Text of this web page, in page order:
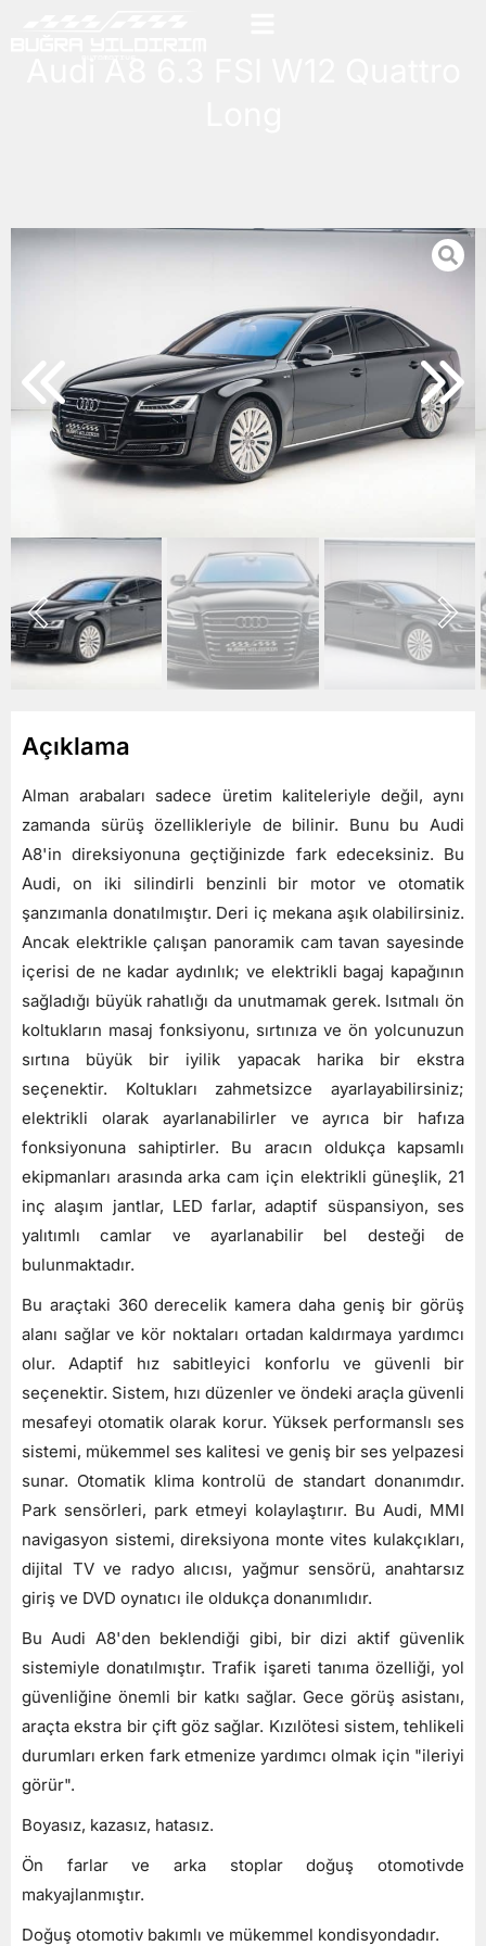
Açıklama
Alman arabaları sadece üretim kaliteleriyle değil, aynı
zamanda sürüş özellikleriyle de bilinir. Bunu bu Audi
A8'in direksiyonuna geçtiğinizde fark edeceksiniz. Bu
Audi, on iki silindirli benzinli bir motor ve otomatik
şanzımanla donatılmıştır. Deri iç mekana aşık olabilirsiniz.
Ancak elektrikle çalışan panoramik cam tavan sayesinde
içerisi de ne kadar aydınlık; ve elektrikli bagaj kapağının
sağladığı büyük rahatlığı da unutmamak gerek. Isıtmalı ön
koltukların masaj fonksiyonu, sırtınıza ve ön yolcunuzun
sırtına büyük bir iyilik yapacak harika bir ekstra
seçenektir. Koltukları zahmetsizce ayarlayabilirsiniz;
elektrikli olarak ayarlanabilirler ve ayrıca bir hafıza
fonksiyonuna sahiptirler. Bu aracın oldukça kapsamlı
ekipmanları arasında arka cam için elektrikli güneşlik, 21
inç alaşım jantlar, LED farlar, adaptif süspansiyon, ses
yalıtımlı camlar ve ayarlanabilir bel desteği de
bulunmaktadır.
Bu araçtaki 360 derecelik kamera daha geniş bir görüş
alanı sağlar ve kör noktaları ortadan kaldırmaya yardımcı
olur. Adaptif hız sabitleyici konforlu ve güvenli bir
seçenektir. Sistem, hızı düzenler ve öndeki araçla güvenli
mesafeyi otomatik olarak korur. Yüksek performanslı ses
sistemi, mükemmel ses kalitesi ve geniş bir ses yelpazesi
sunar. Otomatik klima kontrolü de standart donanımdır.
Park sensörleri, park etmeyi kolaylaştırır. Bu Audi, MMI
navigasyon sistemi, direksiyona monte vites kulakçıkları,
dijital TV ve radyo alıcısı, yağmur sensörü, anahtarsız
giriş ve DVD oynatıcı ile oldukça donanımlıdır.
Bu Audi A8'den beklendiği gibi, bir dizi aktif güvenlik
sistemiyle donatılmıştır. Trafik işareti tanıma özelliği, yol
güvenliğine önemli bir katkı sağlar. Gece görüş asistanı,
araçta ekstra bir çift göz sağlar. Kızılötesi sistem, tehlikeli
durumları erken fark etmenize yardımcı olmak için "ileriyi
görür".
Boyasız, kazasız, hatasız.
Ön farlar ve arka stoplar doğuş otomotivde
makyajlanmıştır.
Doğuş otomotiv bakımlı ve mükemmel kondisyondadır.